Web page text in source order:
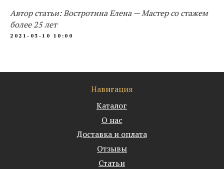
Автор статьи: Востротина Елена — Мастер со стажем
более 25 лет
2021-03-10 10:00
Навигация
Каталог
О нас
Доставка и оплата
Отзывы
Статьи